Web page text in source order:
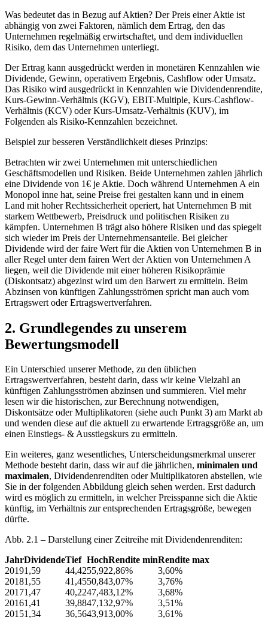
Was bedeutet das in Bezug auf Aktien? Der Preis einer Aktie ist
abhängig von zwei Faktoren, nämlich dem Ertrag, den das
Unternehmen regelmäßig erwirtschaftet, und dem individuellen
Risiko, dem das Unternehmen unterliegt.
Der Ertrag kann ausgedrückt werden in monetären Kennzahlen wie
Dividende, Gewinn, operativem Ergebnis, Cashflow oder Umsatz.
Das Risiko wird ausgedrückt in Kennzahlen wie Dividendenrendite,
Kurs-Gewinn-Verhältnis (KGV), EBIT-Multiple, Kurs-Cashflow-
Verhältnis (KCV) oder Kurs-Umsatz-Verhältnis (KUV), im
Folgenden als Risiko-Kennzahlen bezeichnet.
Beispiel zur besseren Verständlichkeit dieses Prinzips:
Betrachten wir zwei Unternehmen mit unterschiedlichen
Geschäftsmodellen und Risiken. Beide Unternehmen zahlen jährlich
eine Dividende von 1€ je Aktie. Doch während Unternehmen A ein
Monopol inne hat, seine Preise frei gestalten kann und in einem
Land mit hoher Rechtssicherheit operiert, hat Unternehmen B mit
starkem Wettbewerb, Preisdruck und politischen Risiken zu
kämpfen. Unternehmen B trägt also höhere Risiken und das spiegelt
sich wieder im Preis der Unternehmensanteile. Bei gleicher
Dividende wird der faire Wert für die Aktien von Unternehmen B in
aller Regel unter dem fairen Wert der Aktien von Unternehmen A
liegen, weil die Dividende mit einer höheren Risikoprämie
(Diskontsatz) abgezinst wird um den Barwert zu ermitteln. Beim
Abzinsen von künftigen Zahlungsströmen spricht man auch vom
Ertragswert oder Ertragswertverfahren.
2. Grundlegendes zu unserem
Bewertungsmodell
Ein Unterschied unserer Methode, zu den üblichen
Ertragswertverfahren, besteht darin, dass wir keine Vielzahl an
künftigen Zahlungsströmen abzinsen und summieren. Viel mehr
lesen wir die historischen, zur Berechnung notwendigen,
Diskontsätze oder Multiplikatoren (siehe auch Punkt 3) am Markt ab
und wenden diese auf die aktuell zu erwartende Ertragsgröße an, um
einen Einstiegs- & Ausstiegskurs zu ermitteln.
Ein weiteres, ganz wesentliches, Unterscheidungsmerkmal unserer
Methode besteht darin, dass wir auf die jährlichen, minimalen und
maximalen, Dividendenrenditen oder Multiplikatoren abstellen, wie
Sie in der folgenden Abbildung gleich sehen werden. Erst dadurch
wird es möglich zu ermitteln, in welcher Preisspanne sich die Aktie
künftig, im Verhältnis zur entsprechenden Ertragsgröße, bewegen
dürfte.
Abb. 2.1 – Darstellung einer Zeitreihe mit Dividendenrenditen:
JahrDividendeTief HochRendite minRendite max
20191,59 44,4255,922,86%
3,60%
20181,55 41,4550,843,07%
3,76%
20171,47 40,2247,483,12%
3,68%
20161,41 39,8847,132,97%
3,51%
20151,34 36,5643,913,00%
3,61%